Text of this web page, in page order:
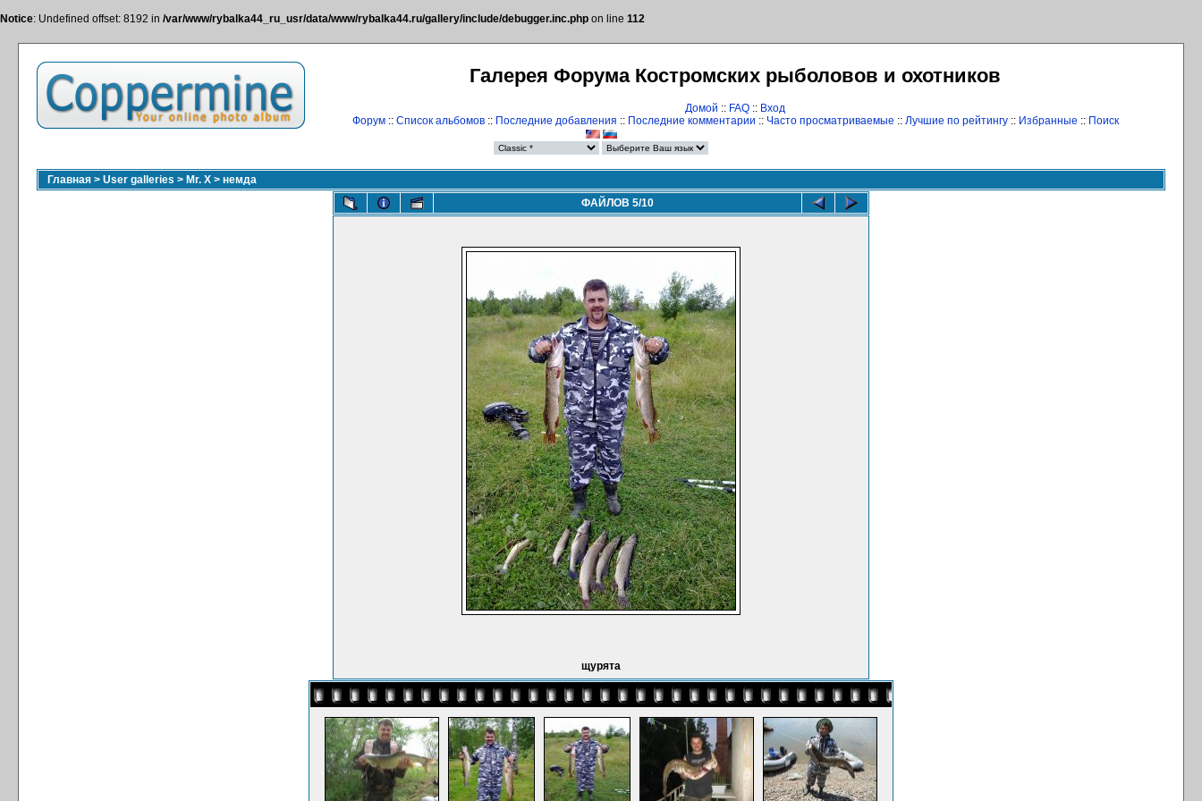
Notice: Undefined offset: 8192 in /var/www/rybalka44_ru_usr/data/www/rybalka44.ru/gallery/include/debugger.inc.php on line 112
Галерея Форума Костромских рыболовов и охотников
Домой :: FAQ :: Вход
Форум:: Список альбомов:: Последние добавления :: Последние комментарии :: Часто просматриваемые :: Лучшие по рейтингу:: Избранные :: Поиск
Главная > User galleries > Mr. X > немда
ФАЙЛОВ 5/10
щурята